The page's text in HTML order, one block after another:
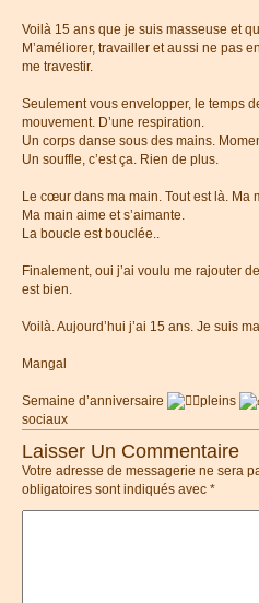
Voilà 15 ans que je suis masseuse et
M’améliorer, travailler et aussi ne pas
me travestir.
Seulement vous envelopper, le temps
mouvement. D’une respiration.
Un corps danse sous des mains.
Un souffle, c’est ça. Rien de plus.
Le cœur dans ma main. Tout est là. Ma
Ma main aime et s’aimante.
La boucle est bouclée..
Finalement, oui j’ai voulu me rajouter
est bien.
Voilà. Aujourd’hui j’ai 15 ans. Je suis
Mangal
Semaine d’anniversaire pleins
sociaux
Laisser Un Commentaire
Votre adresse de messagerie ne sera
obligatoires sont indiqués avec *